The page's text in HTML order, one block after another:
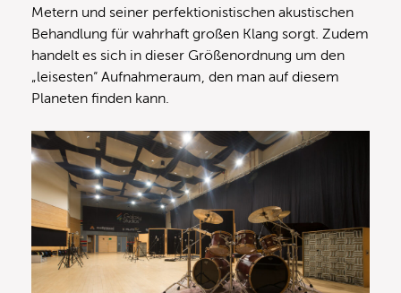
Metern und seiner perfektionistischen akustischen
Behandlung für wahrhaft großen Klang sorgt. Zudem
handelt es sich in dieser Größenordnung um den
„leisesten“ Aufnahmeraum, den man auf diesem
Planeten finden kann.